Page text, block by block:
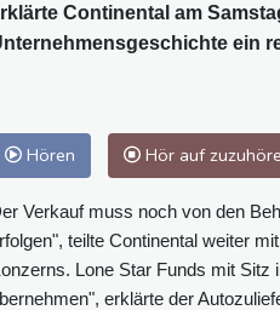
Continental am
ein
Hören Hör auf
Verkauf muss noch von den
teilte Continental weiter
Lone Star Funds mit Sitz
erklärte der